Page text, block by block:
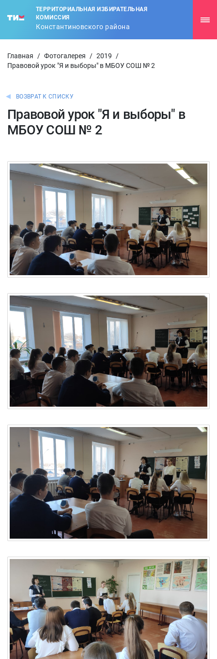
ТЕРРИТОРИАЛЬНАЯ ИЗБИРАТЕЛЬНАЯ
КОМИССИЯ
Константиновского района
Главная / Фотогалерея / 2019
/
Правовой урок "Я и выборы" в МБОУ СОШ № 2
ВОЗВРАТ К СПИСКУ
Правовой урок "Я и выборы" в
МБОУ СОШ № 2